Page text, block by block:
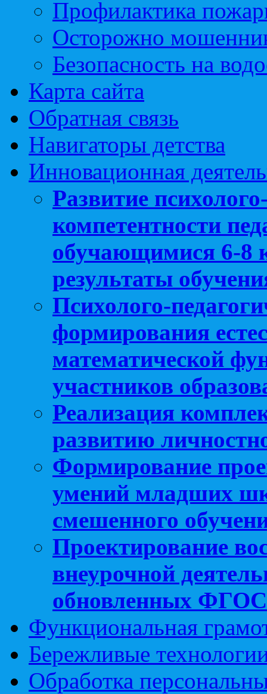
Профилактика
Осторожно
Безопасность на
Карта сайта
Обратная связь
Навигаторы детства
Инновационная
Развитие
компетентности
обучающимися 6-8
результаты
Психолого-
формирования
математической
участников
Реализация
развитию
Формирование
умений младших
смешенного
Проектирование
внеурочной
обновленных
Функциональная
Бережливые
Обработка